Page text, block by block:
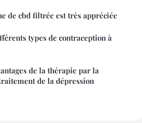
de cbd filtrée est très appréciée
types de contraception à
de la thérapie par la
de la dépression